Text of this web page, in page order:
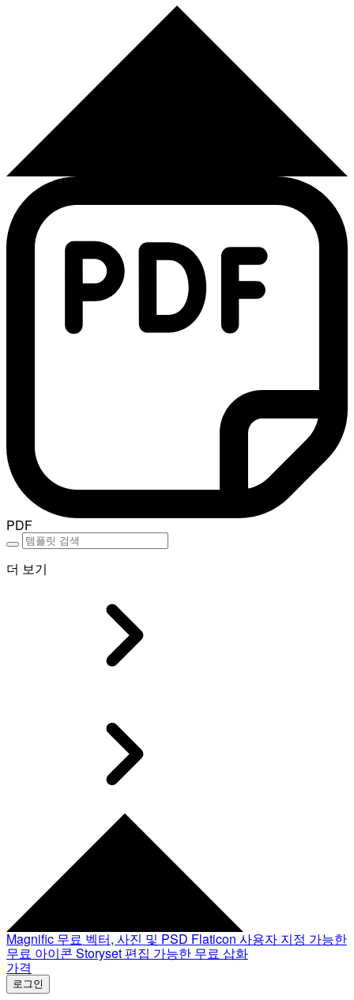
PDF
더 보기
Magnific 무료 벡터, 사진 및 PSD Flaticon 사용자 지정 가능한
무료 아이콘 Storyset 편집 가능한 무료 삽화
가격
로그인